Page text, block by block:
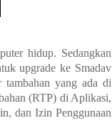
hidup. Sedangkan
upgrade ke Smadav
yang ada di
(RTP) di Aplikasi,
dan Izin Penggunaan